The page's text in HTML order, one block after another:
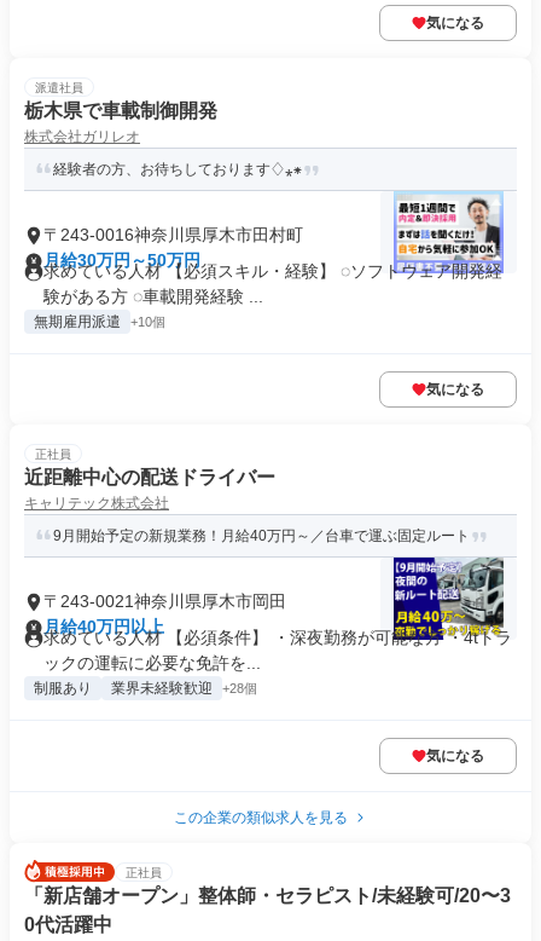
気になる
派遣社員
栃木県で車載制御開発
株式会社ガリレオ
経験者の方、お待ちしております♢⁎⁕
〒243-0016神奈川県厚木市田村町
月給30万円～50万円
求めている人材 【必須スキル・経験】 ◌ソフトウェア開発経
験がある方 ◌車載開発経験 ...
無期雇用派遣 +10個
気になる
正社員
近距離中心の配送ドライバー
キャリテック株式会社
9月開始予定の新規業務！月給40万円～／台車で運ぶ固定ルート
〒243-0021神奈川県厚木市岡田
月給40万円以上
求めている人材 【必須条件】 ・深夜勤務が可能な方 ・4tトラ
ックの運転に必要な免許を...
制服あり 業界未経験歓迎 +28個
気になる
この企業の類似求人を見る
正社員
「新店舗オープン」整体師・セラピスト/未経験可/20〜3
0代活躍中